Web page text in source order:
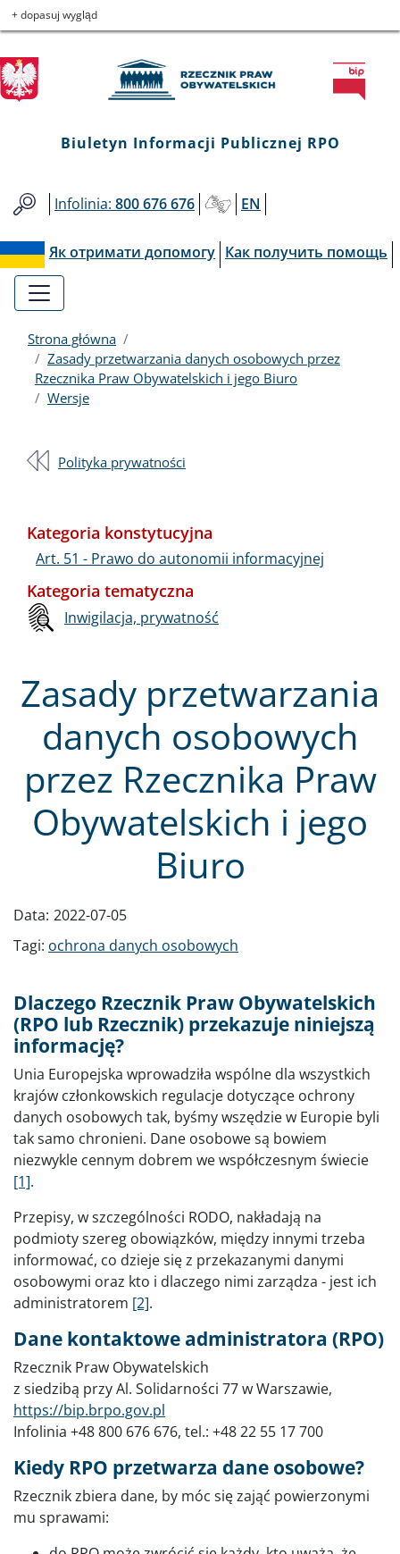
Przejdź
do
menu
głównego
Przejdź
do
treści
Przejdź
to
informacji
o
kontakcie
Przejdź
do
mapy
serwisu
Biuletyn
Informacji
Publicznej
RPO
+ dopasuj wygląd
Biuletyn Informacji Publicznej RPO
Infolinia: 800 676 676 EN
Як отримати допомогу Как получить помощь
Strona główna
Zasady przetwarzania danych osobowych przez
Rzecznika Praw Obywatelskich i jego Biuro
Wersje
Zasady przetwarzania
danych osobowych
przez Rzecznika Praw
Obywatelskich i jego
Biuro
Data: 2022-07-05
Tagi: ochrona danych osobowych
Dlaczego Rzecznik Praw Obywatelskich
(RPO lub Rzecznik) przekazuje niniejszą
informację?
Unia Europejska wprowadziła wspólne dla wszystkich
krajów członkowskich regulacje dotyczące ochrony
danych osobowych tak, byśmy wszędzie w Europie byli
tak samo chronieni. Dane osobowe są bowiem
niezwykle cennym dobrem we współczesnym świecie
[1].
Przepisy, w szczególności RODO, nakładają na
podmioty szereg obowiązków, między innymi trzeba
informować, co dzieje się z przekazanymi danymi
osobowymi oraz kto i dlaczego nimi zarządza - jest ich
administratorem [2].
Dane kontaktowe administratora (RPO)
Rzecznik Praw Obywatelskich
z siedzibą przy Al. Solidarności 77 w Warszawie,
https://bip.brpo.gov.pl
Infolinia +48 800 676 676, tel.: +48 22 55 17 700
Kiedy RPO przetwarza dane osobowe?
Rzecznik zbiera dane, by móc się zająć powierzonymi
mu sprawami:
Polityka prywatności
Kategoria konstytucyjna
Art. 51 - Prawo do autonomii informacyjnej
Kategoria tematyczna
Inwigilacja, prywatność